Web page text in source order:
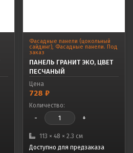
Фасадные панели (цокольный
сайдинг), Фасадные панели. Под
заказ
ПАНЕЛЬ ГРАНИТ ЭКО, ЦВЕТ
ПЕСЧАНЫЙ
Цена
728 ₽
Количество:
- +
113 × 48 × 2.3 см
Доступно для предзаказа